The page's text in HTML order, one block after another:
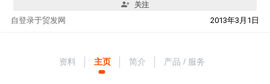
关注
自 2013年3月1日
登录于贸发网
资料 主页 简介 产品 / 服务